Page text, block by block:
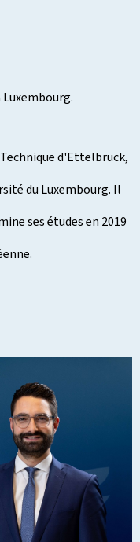
Technique d'Ettelbruck,
du Luxembourg. Il
ses études en 2019